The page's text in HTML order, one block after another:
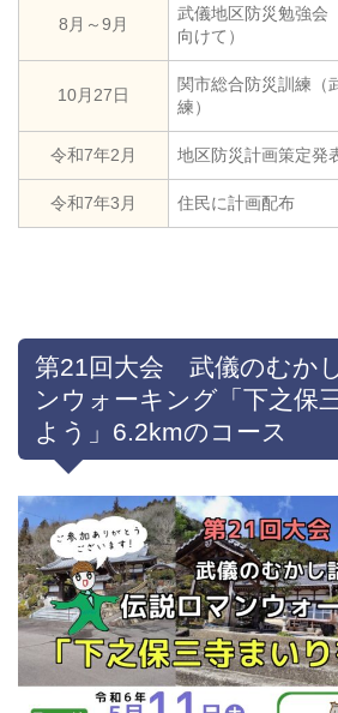
8月～9月
武儀地区防災勉強会
向けて）
10月27日
関市総合防災訓練（
練）
令和7年2月 地区防災計画策定発
令和7年3月 住民に計画配布
第21回大会 武儀のむか
ンウォーキング「下之保
よう」6.2kmのコース